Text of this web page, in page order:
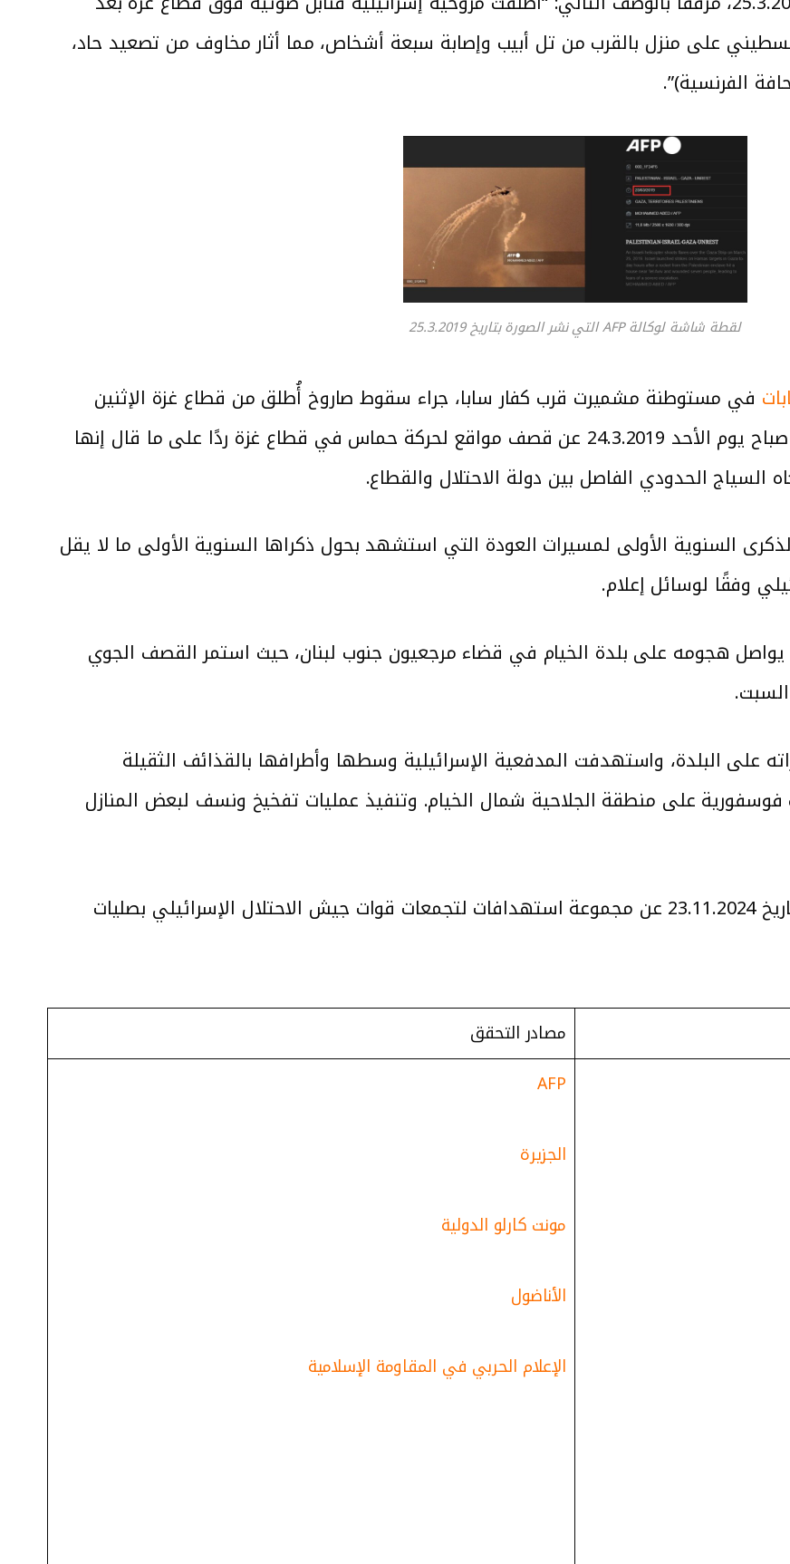
على منزل بالقرب من تل أبيب وإصابة سبعة أشخاص، مما أثار مخاوف من تصعيد حاد،
لقطة شاشة لوكالة AFP التي نشر الصورة بتاريخ 25.3.2019
في مستوطنة مشميرت قرب كفار سابا، جراء سقوط صاروخ أُطلق من قطاع غزة الإثنين
قد أعلن صباح يوم الأحد 24.3.2019 عن قصف مواقع لحركة حماس في قطاع غزة ردًا على ما قال إنها
الحدودي الفاصل بين دولة الاحتلال والقطاع.
السنوية الأولى لمسيرات العودة التي استشهد بحول ذكراها السنوية الأولى ما لا يقل
وفقًا لوسائل إعلام.
يواصل هجومه على بلدة الخيام في قضاء مرجعيون جنوب لبنان، حيث استمر القصف الجوي
على البلدة، واستهدفت المدفعية الإسرائيلية وسطها وأطرافها بالقذائف الثقيلة
على منطقة الجلاحية شمال الخيام. وتنفيذ عمليات تفخيخ ونسف لبعض المنازل
يوم السبت بتاريخ 23.11.2024 عن مجموعة استهدافات لتجمعات قوات جيش الاحتلال الإسرائيلي بصليات
مصادر التحقق
AFP
الجزيرة
مونت كارلو الدولية
الأناضول
الإعلام الحربي في المقاومة الإسلامية